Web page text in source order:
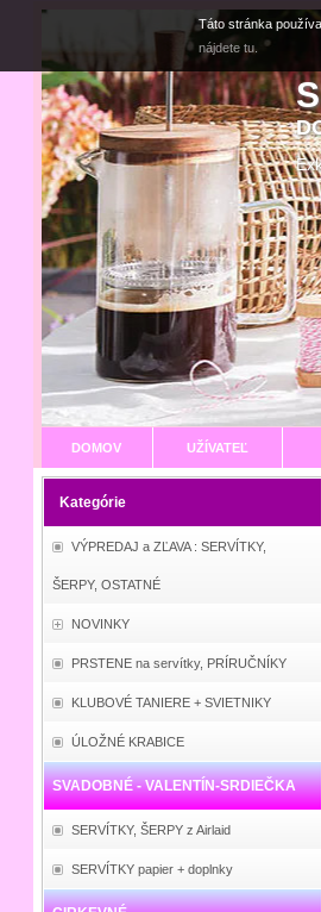
DOMOV UŽÍVATEĽ
Kategórie
VÝPREDAJ a ZĽAVA : SERVÍTKY,
ŠERPY, OSTATNÉ
NOVINKY
PRSTENE na servítky, PRÍRUČNÍKY
KLUBOVÉ TANIERE + SVIETNIKY
ÚLOŽNÉ KRABICE
SVADOBNÉ - VALENTÍN-SRDIEČKA
SERVÍTKY, ŠERPY z Airlaid
SERVÍTKY papier + doplnky
Táto stránka
nájdete tu.